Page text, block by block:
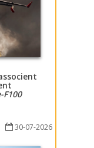
F100
30-07-2026